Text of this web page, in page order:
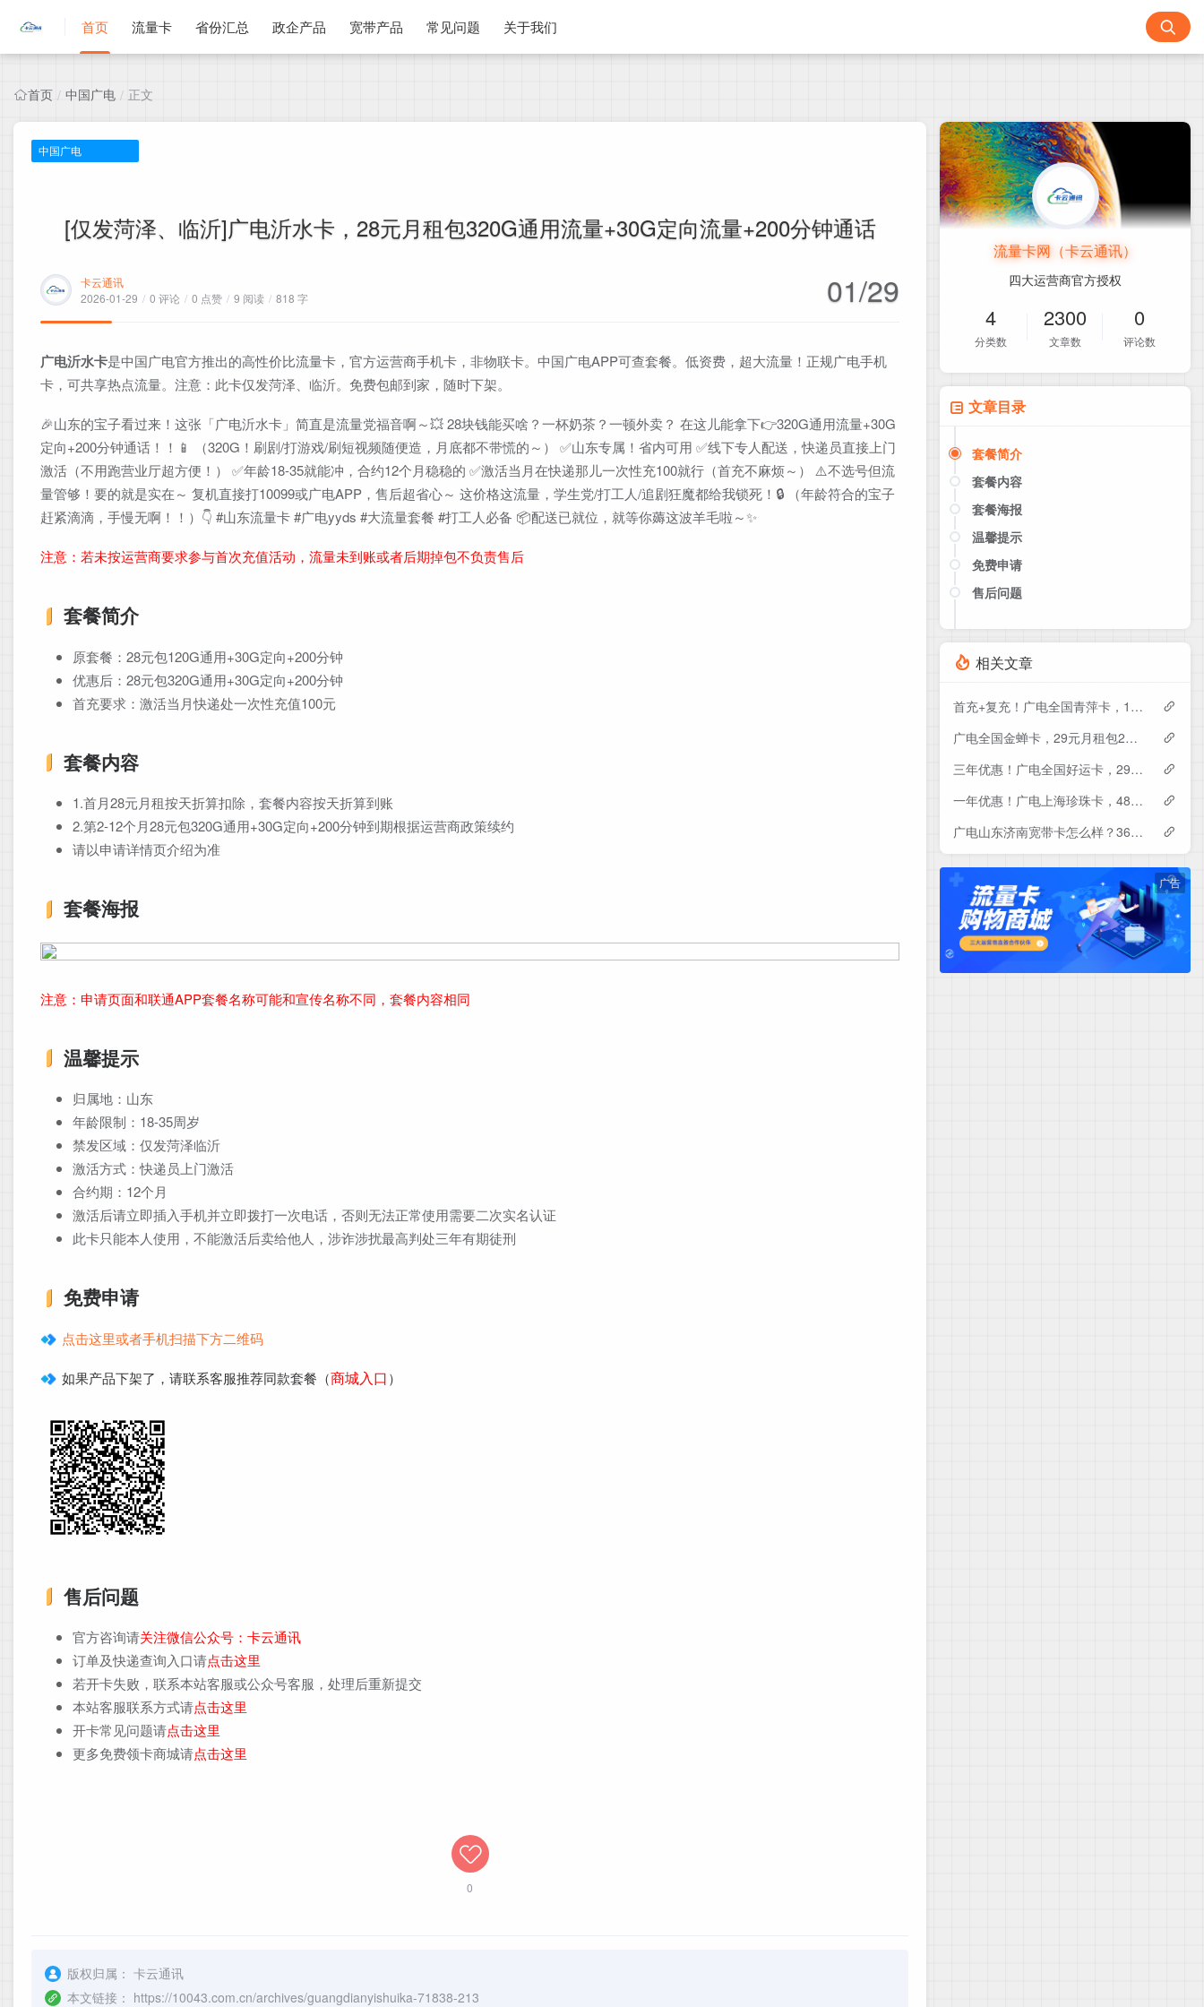
首页 流量卡 省份汇总 政企产品 宽带产品 常见问题 关于我们
首页 / 中国广电 / 正文
中国广电
[仅发菏泽、临沂]广电沂水卡，28元月租包320G通用流量+30G定向流量+200分钟通话
卡云通讯
2026-01-29 / 0 评论 / 0 点赞 / 9 阅读 / 818 字 01/29
广电沂水卡是中国广电官方推出的高性价比流量卡，官方运营商手机卡，非物联卡。中国广电APP可查套餐。低资费，超大流量！正规广电手机
卡，可共享热点流量。注意：此卡仅发菏泽、临沂。免费包邮到家，随时下架。
🎉山东的宝子看过来！这张「广电沂水卡」简直是流量党福音啊～💥 28块钱能买啥？一杯奶茶？一顿外卖？ 在这儿能拿下👉320G通用流量+30G
定向+200分钟通话！！📱 （320G！刷剧/打游戏/刷短视频随便造，月底都不带慌的～） ✅山东专属！省内可用 ✅线下专人配送，快递员直接上门
激活（不用跑营业厅超方便！） ✅年龄18-35就能冲，合约12个月稳稳的 ✅激活当月在快递那儿一次性充100就行（首充不麻烦～） ⚠️不选号但流
量管够！要的就是实在～ 复机直接打10099或广电APP，售后超省心～ 这价格这流量，学生党/打工人/追剧狂魔都给我锁死！🔒 （年龄符合的宝子
赶紧滴滴，手慢无啊！！）👇 #山东流量卡 #广电yyds #大流量套餐 #打工人必备 📦配送已就位，就等你薅这波羊毛啦～✨
注意：若未按运营商要求参与首次充值活动，流量未到账或者后期掉包不负责售后
套餐简介
原套餐：28元包120G通用+30G定向+200分钟
优惠后：28元包320G通用+30G定向+200分钟
首充要求：激活当月快递处一次性充值100元
套餐内容
1.首月28元月租按天折算扣除，套餐内容按天折算到账
2.第2-12个月28元包320G通用+30G定向+200分钟到期根据运营商政策续约
请以申请详情页介绍为准
套餐海报
注意：申请页面和联通APP套餐名称可能和宣传名称不同，套餐内容相同
温馨提示
归属地：山东
年龄限制：18-35周岁
禁发区域：仅发菏泽临沂
激活方式：快递员上门激活
合约期：12个月
激活后请立即插入手机并立即拨打一次电话，否则无法正常使用需要二次实名认证
此卡只能本人使用，不能激活后卖给他人，涉诈涉扰最高判处三年有期徒刑
免费申请
点击这里或者手机扫描下方二维码
如果产品下架了，请联系客服推荐同款套餐（商城入口）
售后问题
官方咨询请关注微信公众号：卡云通讯
订单及快递查询入口请点击这里
若开卡失败，联系本站客服或公众号客服，处理后重新提交
本站客服联系方式请点击这里
开卡常见问题请点击这里
更多免费领卡商城请点击这里
0
版权归属： 卡云通讯
本文链接： https://10043.com.cn/archives/guangdianyishuika-71838-213
流量卡网（卡云通讯）
四大运营商官方授权
4
分类数
2300
文章数
0
评论数
文章目录
套餐简介
套餐内容
套餐海报
温馨提示
免费申请
点击这里或者手机扫描下方二维码
售后问题
相关文章
首充+复充！广电全国青萍卡，19元月租包230G+0.15元月租/分钟
广电全国金蝉卡，29元月租包230G+0.15元月租/分钟
三年优惠！广电全国好运卡，29元月租包200G+0.15元月租/分钟
一年优惠！广电上海珍珠卡，48元月租包430G+300分钟
广电山东济南宽带卡怎么样？360-840元月租包1-3年500-1000M单宽带套餐——广电流量卡测评
广告